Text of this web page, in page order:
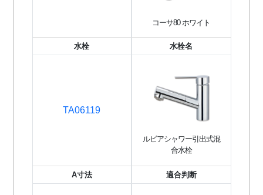
コーサ80 ホワイト
水栓
TA06119
水栓名
ルビアシャワー引出式混
合水栓
A寸法 適合判断